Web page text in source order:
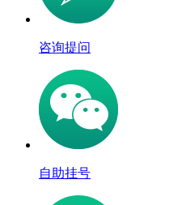
咨询提问
自助挂号